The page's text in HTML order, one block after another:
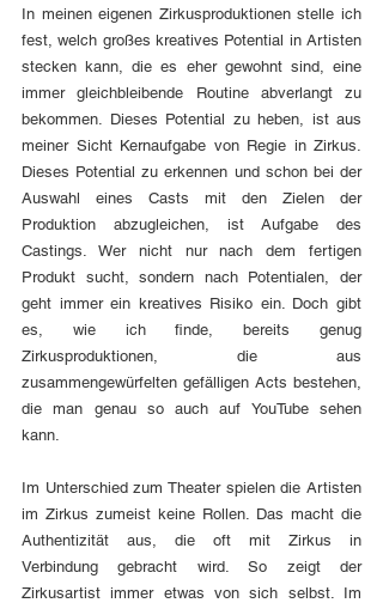
In meinen eigenen Zirkusproduktionen stelle ich
fest, welch großes kreatives Potential in Artisten
stecken kann, die es eher gewohnt sind, eine
immer gleichbleibende Routine abverlangt zu
bekommen. Dieses Potential zu heben, ist aus
meiner Sicht Kernaufgabe von Regie in Zirkus.
Dieses Potential zu erkennen und schon bei der
Auswahl eines Casts mit den Zielen der
Produktion abzugleichen, ist Aufgabe des
Castings. Wer nicht nur nach dem fertigen
Produkt sucht, sondern nach Potentialen, der
geht immer ein kreatives Risiko ein. Doch gibt
es, wie ich finde, bereits genug
Zirkusproduktionen, die aus
zusammengewürfelten gefälligen Acts bestehen,
die man genau so auch auf YouTube sehen
kann.
Im Unterschied zum Theater spielen die Artisten
im Zirkus zumeist keine Rollen. Das macht die
Authentizität aus, die oft mit Zirkus in
Verbindung gebracht wird. So zeigt der
Zirkusartist immer etwas von sich selbst. Im